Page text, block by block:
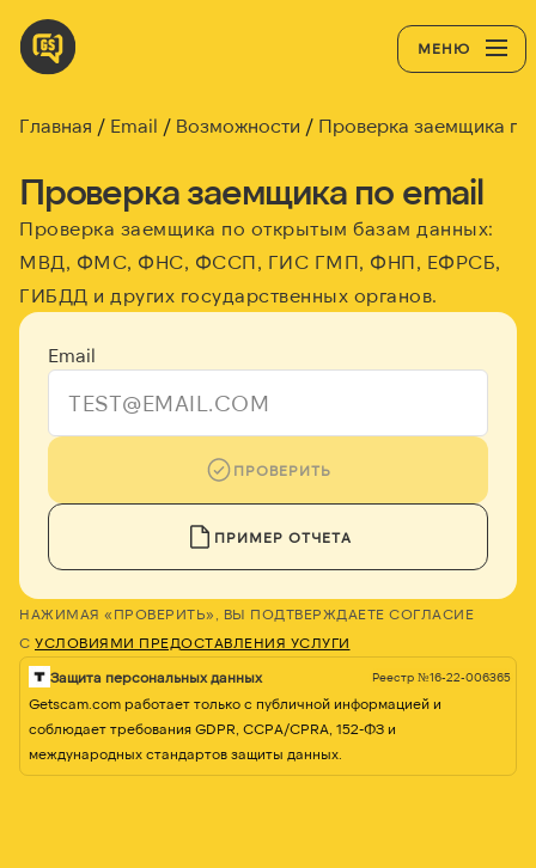
МЕНЮ
Главная Email Возможности Проверка заемщика
Проверка заемщика по email
Проверка заемщика по открытым базам данных:
МВД, ФМС, ФНС, ФССП, ГИС ГМП, ФНП, ЕФРСБ,
ГИБДД и других государственных органов.
Email
ПРОВЕРИТЬ
ПРИМЕР ОТЧЕТА
НАЖИМАЯ «ПРОВЕРИТЬ», ВЫ ПОДТВЕРЖДАЕТЕ СОГЛАСИЕ
С УСЛОВИЯМИ ПРЕДОСТАВЛЕНИЯ УСЛУГИ
Защита персональных данных Реестр №16-22-006365
Getscam.com работает только с публичной информацией и
соблюдает требования GDPR, CCPA/CPRA, 152-ФЗ и
международных стандартов защиты данных.